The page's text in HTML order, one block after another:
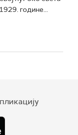
године...